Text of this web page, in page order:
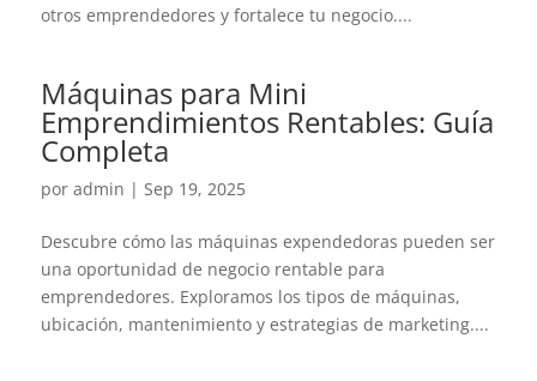
otros emprendedores y fortalece tu negocio....
Máquinas para Mini
Emprendimientos Rentables: Guía
Completa
por admin | Sep 19, 2025
Descubre cómo las máquinas expendedoras pueden ser
una oportunidad de negocio rentable para
emprendedores. Exploramos los tipos de máquinas,
ubicación, mantenimiento y estrategias de marketing....